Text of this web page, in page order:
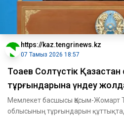
https://kaz.tengrinews.kz
07 Тамыз 2026 18:57
Тоқаев Солтүстік
тұрғындарына үндеу
Мемлекет басшысы Қасым-Жомарт
облысының тұрғындарын